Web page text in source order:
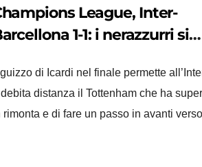
League, Inter-
1-1: i nerazzurri si
guizzo di Icardi nel finale permette
distanza il Tottenham che ha
rimonta e di fare un passo in avanti